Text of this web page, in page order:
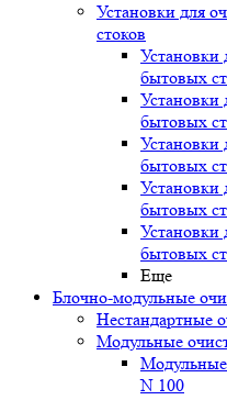
Установки для
стоков
Установки
бытовых
Установки
бытовых
Установки
бытовых
Установки
бытовых
Установки
бытовых
Еще
Блочно-модульные
Нестандартные
Модульные
N 100